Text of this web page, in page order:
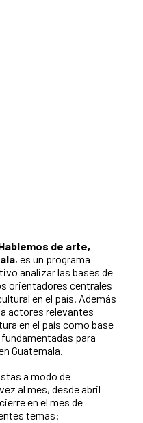
de arte,
, es un programa
analizar las bases de
orientadores centrales
en el país. Además
actores relevantes
en el país como base
para
Guatemala.
a modo de
al mes, desde abril
en el mes de
temas: